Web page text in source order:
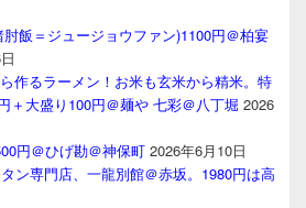
飯＝ジュージョウファン)1100円＠柏宴
作るラーメン！お米も玄米から精米。特
＋大盛り100円＠麺や 七彩＠八丁堀 2026
円＠ひげ勘＠神保町 2026年6月10日
ン専門店、一龍別館＠赤坂。1980円は高